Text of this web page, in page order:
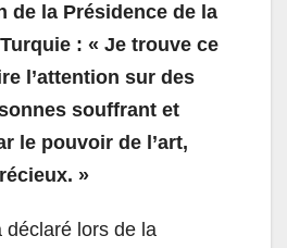
de la Présidence de la
: « Je trouve ce
l’attention sur des
souffrant et
le pouvoir de l’art,
»
déclaré lors de la